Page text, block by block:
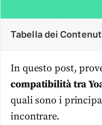
Tabella dei
In questo post,
compatibilità tra
quali sono i
incontrare.